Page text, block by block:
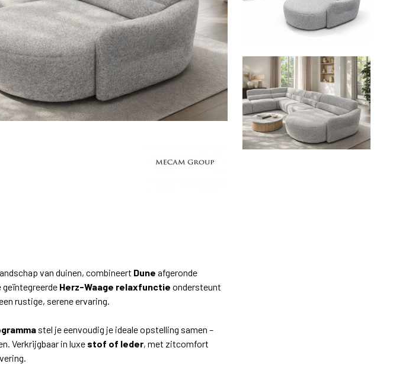
van duinen, combineert Dune afgeronde
Herz-Waage relaxfunctie ondersteunt
rustige, serene ervaring.
stel je eenvoudig je ideale opstelling samen –
Verkrijgbaar in luxe stof of leder, met zitcomfort